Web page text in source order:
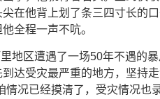
尖在他背上划了条三四寸长的
全程一声不吭。
地区遭遇了一场50年不遇的
达受灾最严重的地方，坚持
情况已经摸清了，受灾情况也